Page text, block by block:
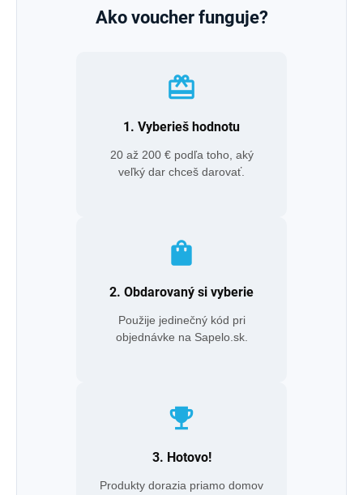
Ako voucher funguje?
card_giftcard
1. Vyberieš hodnotu
20 až 200 € podľa toho, aký
veľký dar chceš darovať.
shopping_bag
2. Obdarovaný si vyberie
Použije jedinečný kód pri
objednávke na Sapelo.sk.
emoji_events
3. Hotovo!
Produkty dorazia priamo domov